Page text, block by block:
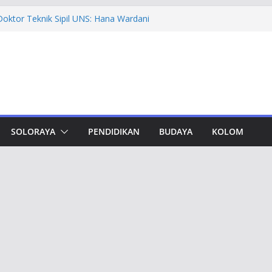
Murid TK di Karanganyar
Award, Ahmad Luthfi Dinilai
untuk Jateng
Taj Yasin Minta Optimalkan
Otorita IKN Jajaki Potensi Kolaborasi
SOLORAYA PENDIDIKAN BUDAYA KOLOM